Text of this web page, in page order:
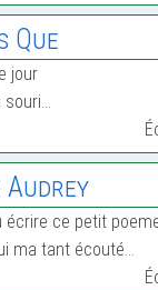
Que
jour
souri…
Audrey
écrire ce petit
ma tant écouté…